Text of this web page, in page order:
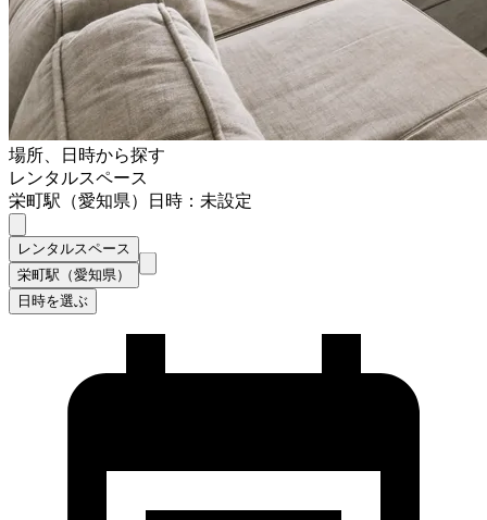
場所、日時から探す
レンタルスペース
栄町駅（愛知県）
日時：未設定
レンタルスペース
栄町駅（愛知県）
日時を選ぶ